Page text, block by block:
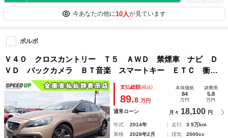
今あなたの他に10人が見ています
ボルボ
Ｖ４０ クロスカントリー Ｔ５ ＡＷＤ 禁煙車 ナビ Ｄ
ＶＤ バックカメラ ＢＴ音楽 スマートキー ＥＴＣ 衝突
軽減ブレーキ 車線逸脱警報 ＢＳＭ アイドリングストッ
プ 革シート シートヒーター ＨＤＣ パーキングアシス
ト ＨＩＤ １７ＡＷ
支払総額(税込)
89.8 万円
本体価格
84
万円
諸費用
5.8
万円
通常ローン 月々 18,100 円
年式 2014年 走行
3.9万km
車検
2028年2月 排気
2000cc